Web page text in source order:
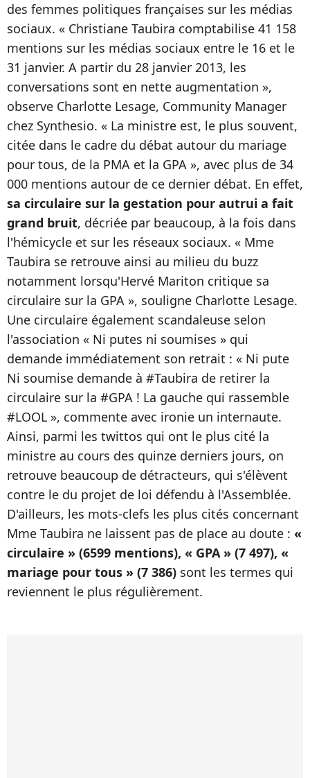
des femmes politiques françaises sur les médias
sociaux. « Christiane Taubira comptabilise 41 158
mentions sur les médias sociaux entre le 16 et le
31 janvier. A partir du 28 janvier 2013, les
conversations sont en nette augmentation »,
observe Charlotte Lesage, Community Manager
chez Synthesio. « La ministre est, le plus souvent,
citée dans le cadre du débat autour du mariage
pour tous, de la PMA et la GPA », avec plus de 34
000 mentions autour de ce dernier débat. En effet,
sa circulaire sur la gestation pour autrui a fait
grand bruit, décriée par beaucoup, à la fois dans
l'hémicycle et sur les réseaux sociaux. « Mme
Taubira se retrouve ainsi au milieu du buzz
notamment lorsqu'Hervé Mariton critique sa
circulaire sur la GPA », souligne Charlotte Lesage.
Une circulaire également scandaleuse selon
l'association « Ni putes ni soumises » qui
demande immédiatement son retrait : « Ni pute
Ni soumise demande à #Taubira de retirer la
circulaire sur la #GPA ! La gauche qui rassemble
#LOOL », commente avec ironie un internaute.
Ainsi, parmi les twittos qui ont le plus cité la
ministre au cours des quinze derniers jours, on
retrouve beaucoup de détracteurs, qui s'élèvent
contre le du projet de loi défendu à l'Assemblée.
D'ailleurs, les mots-clefs les plus cités concernant
Mme Taubira ne laissent pas de place au doute : «
circulaire » (6599 mentions), « GPA » (7 497), «
mariage pour tous » (7 386) sont les termes qui
reviennent le plus régulièrement.